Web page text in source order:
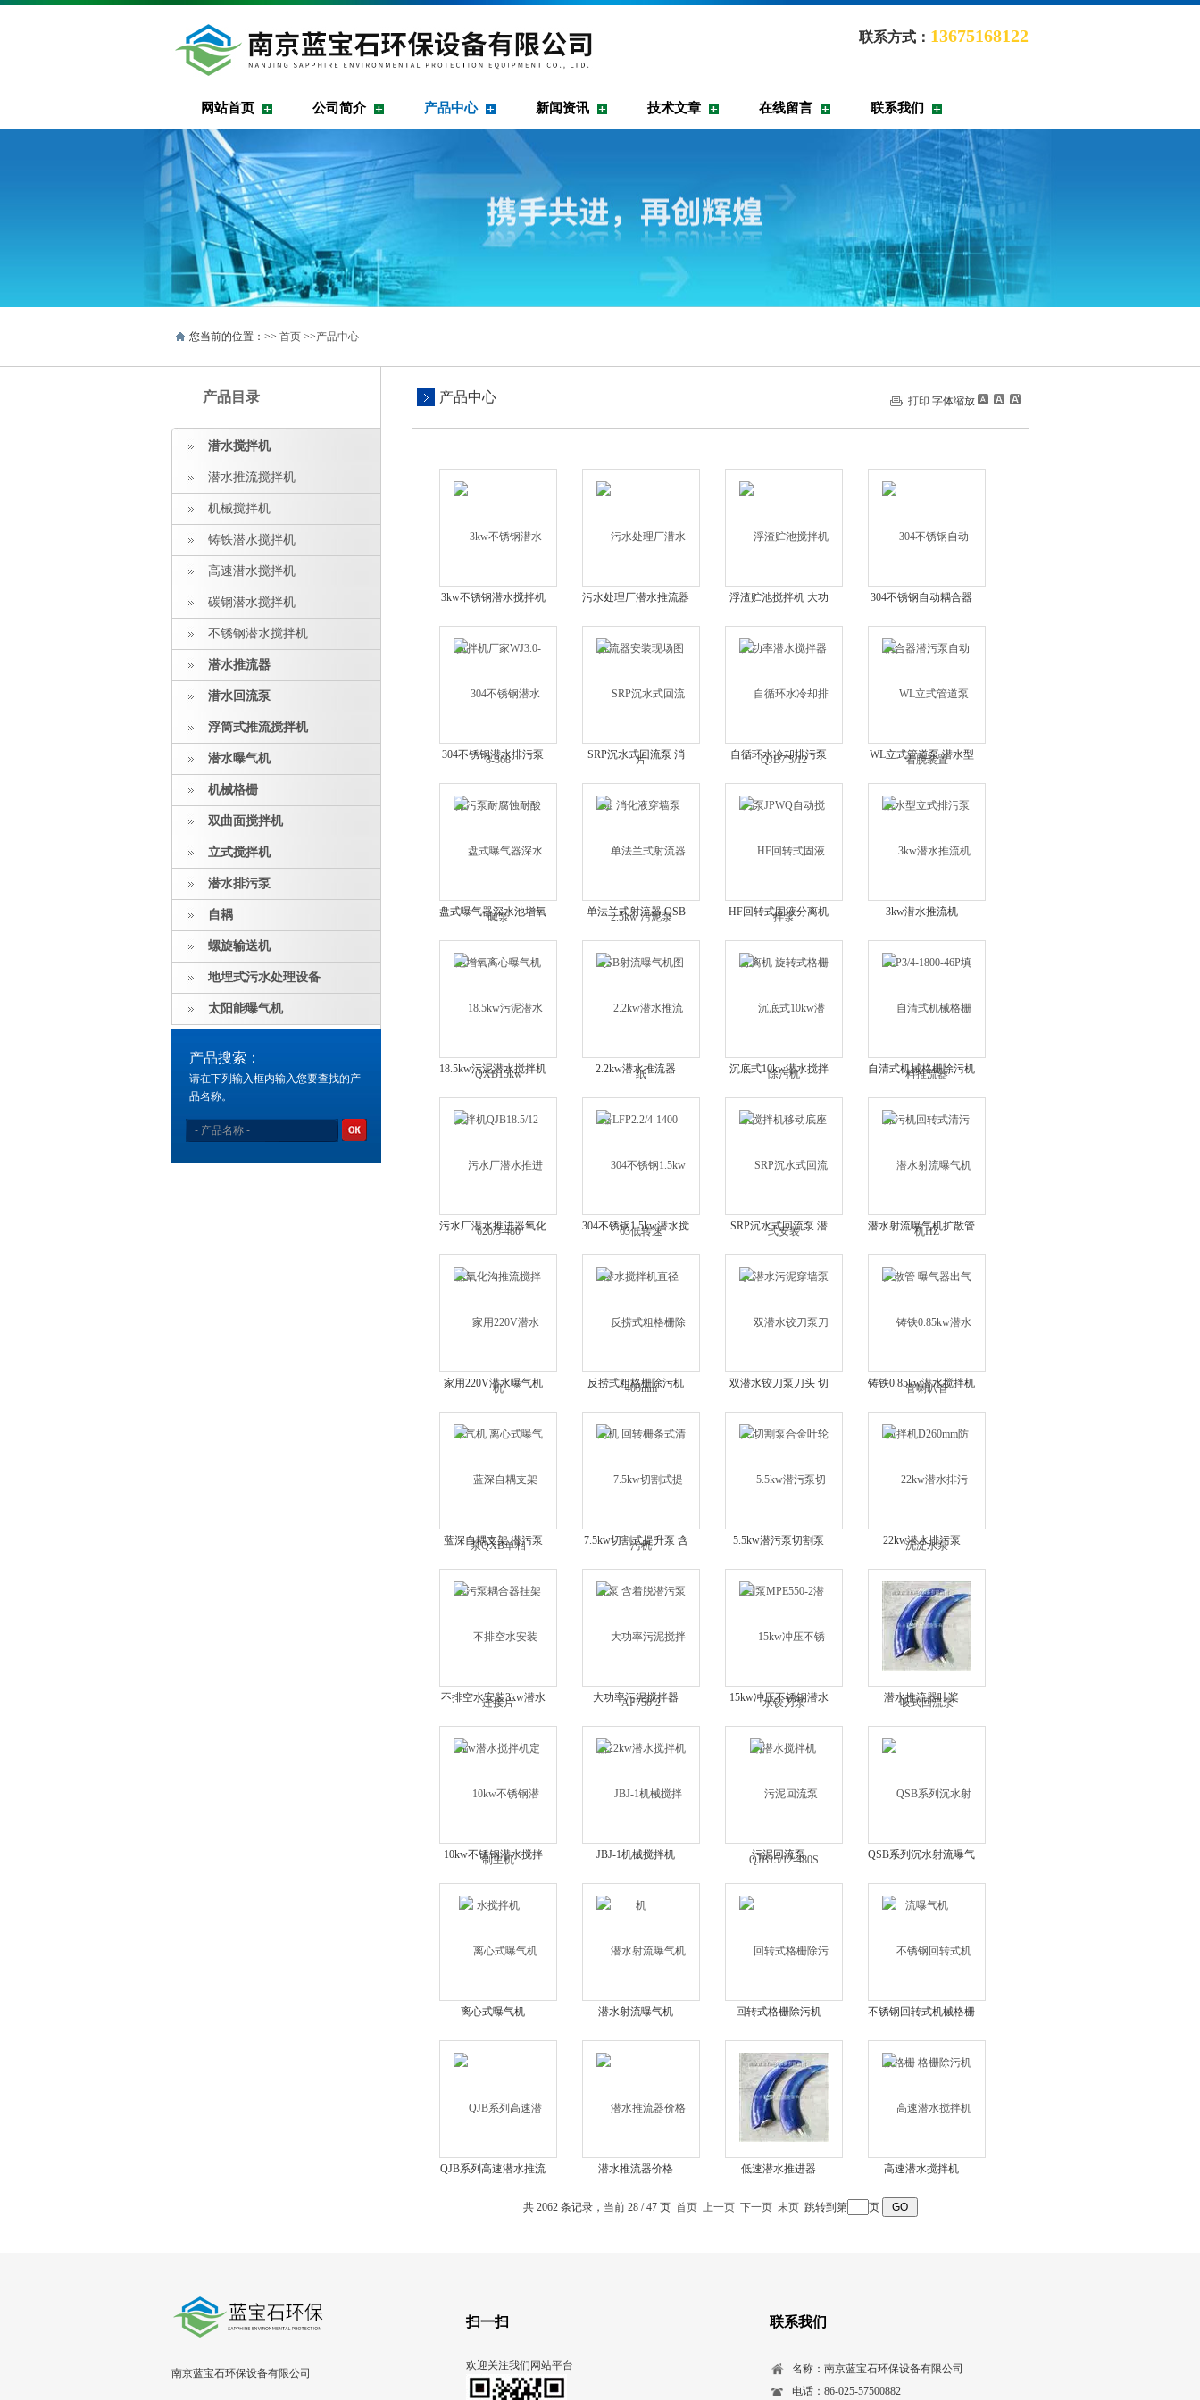
联系方式： 13675168122
网站首页 公司简介 产品中心 新闻资讯 技术文章 在线留言 联系我们
您当前的位置：>> 首页 >>产品中心
产品目录
潜水搅拌机
潜水推流搅拌机
机械搅拌机
铸铁潜水搅拌机
高速潜水搅拌机
碳钢潜水搅拌机
不锈钢潜水搅拌机
潜水推流器
潜水回流泵
浮筒式推流搅拌机
潜水曝气机
机械格栅
双曲面搅拌机
立式搅拌机
潜水排污泵
自耦
螺旋输送机
地埋式污水处理设备
太阳能曝气机
产品搜索：
请在下列输入框内输入您要查找的产
品名称。
产品中心 打印 字体缩放
3kw不锈钢潜水搅拌机
污水处理厂潜水推流器
浮渣贮池搅拌机 大功
QJB7.5/12
304不锈钢自动耦合器
304不锈钢潜水排污泵
SRP沉水式回流泵 消
泵
自循环水冷却排污泵
WL立式管道泵 潜水型
盘式曝气器深水池增氧
单法兰式射流器 QSB
HF回转式固液分离机
3kw潜水推流机
18.5kw污泥潜水搅拌机
2.2kw潜水推流器
沉底式10kw潜水搅拌
自清式机械格栅除污机
污水厂潜水推进器氧化
304不锈钢1.5kw潜水搅
SRP沉水式回流泵 潜
潜水射流曝气机扩散管
家用220V潜水曝气机
相
反捞式粗格栅除污机
双潜水铰刀泵刀头 切
铸铁0.85kw潜水搅拌机
蓝深自耦支架 潜污泵
7.5kw切割式提升泵 含
5.5kw潜污泵切割泵
22kw潜水排污泵
流泵
不排空水安装3kw潜水
大功率污泥搅拌器
15kw冲压不锈钢潜水
潜水推流器叶桨
10kw不锈钢潜水搅拌
JBJ-1机械搅拌机 污泥回流泵
QSB系列沉水射流曝气
离心式曝气机 潜水射流曝气机 回转式格栅除污机
不锈钢回转式机械格栅
QJB系列高速潜水推流
潜水推流器价格 低速潜水推进器 高速潜水搅拌机
共 2062 条记录，当前 28 / 47 页 首页 上一页 下一页 末页 跳转到第 页
南京蓝宝石环保设备有限公司
扫一扫
欢迎关注我们网站平台
联系我们
名称：南京蓝宝石环保设备有限公司
电话：86-025-57500882